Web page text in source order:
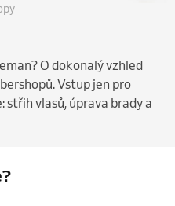
O dokonalý vzhled
Vstup jen pro
střih vlasů, úprava brady a